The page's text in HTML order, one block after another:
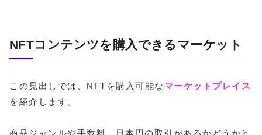
NFTコンテンツを購入できるマーケット
この見出しでは、NFTを購入可能な マーケットプレイス
を紹介します。
商品ジャンルや手数料、日本円の取引があるかどうかと